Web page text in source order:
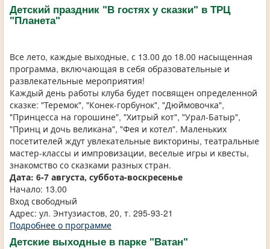
Детский праздник "В гостях у сказки" в ТРЦ
"Планета"
Все лето, каждые выходные, с 13.00 до 18.00 насыщенная
программа, включающая в себя образовательные и
развлекательные мероприятия!
Каждый день работы клуба будет посвящен определенной
сказке: "Теремок", "Конек-горбунок", "Дюймовочка",
"Принцесса на горошине", "Хитрый кот", "Урал-Батыр",
"Принц и дочь великана", "Фея и котел". Маленьких
посетителей ждут увлекательные викторины, театральные
мастер-классы и импровизации, веселые игры и квесты,
знакомство со сказками разных стран.
Дата: 6-7 августа, суббота-воскресенье
Начало: 13.00
Вход свободный
Адрес: ул. Энтузиастов, 20, т. 295-93-21
Подробнее о программе
Детские выходные в парке "Ватан"